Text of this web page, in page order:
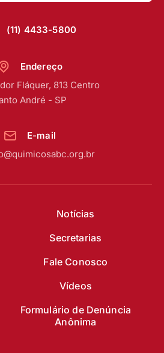
(11) 4433-5800
Notícias
Secretarias
Fale Conosco
Vídeos
Formulário de Denúncia
Anônima
Endereço
Fláquer, 813 Centro
André - SP
E-mail